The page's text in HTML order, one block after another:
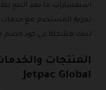
استفسارات ما بعد البيع
لديك مشكلة في كود خصم
المنتجات
Jetpac Global